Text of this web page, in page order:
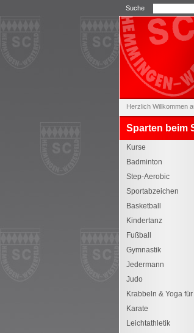
Suche
Herzlich Willkommen
Sparten beim
Kurse
Badminton
Step-Aerobic
Sportabzeichen
Basketball
Kindertanz
Fußball
Gymnastik
Jedermann
Judo
Krabbeln & Yoga
Karate
Leichtathletik